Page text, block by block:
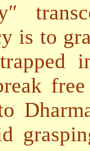
is to